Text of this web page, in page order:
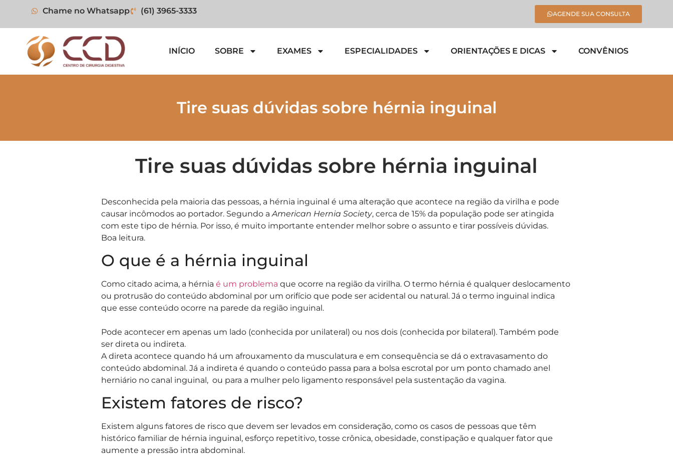
Chame no Whatsapp (61) 3965-3333 AGENDE SUA CONSULTA
INÍCIO SOBRE EXAMES ESPECIALIDADES ORIENTAÇÕES E DICAS CONVÊNIOS
Tire suas dúvidas sobre hérnia inguinal
Tire suas dúvidas sobre hérnia inguinal
Desconhecida pela maioria das pessoas, a hérnia inguinal é uma alteração que acontece na região da virilha e pode
causar incômodos ao portador. Segundo a American Hernia Society, cerca de 15% da população pode ser atingida
com este tipo de hérnia. Por isso, é muito importante entender melhor sobre o assunto e tirar possíveis dúvidas.
Boa leitura.
O que é a hérnia inguinal
Como citado acima, a hérnia é um problema que ocorre na região da virilha. O termo hérnia é qualquer deslocamento
ou protrusão do conteúdo abdominal por um orifício que pode ser acidental ou natural. Já o termo inguinal indica
que esse conteúdo ocorre na parede da região inguinal.
Pode acontecer em apenas um lado (conhecida por unilateral) ou nos dois (conhecida por bilateral). Também pode
ser direta ou indireta.
A direta acontece quando há um afrouxamento da musculatura e em consequência se dá o extravasamento do
conteúdo abdominal. Já a indireta é quando o conteúdo passa para a bolsa escrotal por um ponto chamado anel
herniário no canal inguinal, ou para a mulher pelo ligamento responsável pela sustentação da vagina.
Existem fatores de risco?
Existem alguns fatores de risco que devem ser levados em consideração, como os casos de pessoas que têm
histórico familiar de hérnia inguinal, esforço repetitivo, tosse crônica, obesidade, constipação e qualquer fator que
aumente a pressão intra abdominal.